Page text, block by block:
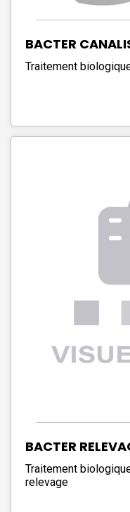
BACTER
Traitement
BACTER
Traitement
relevage